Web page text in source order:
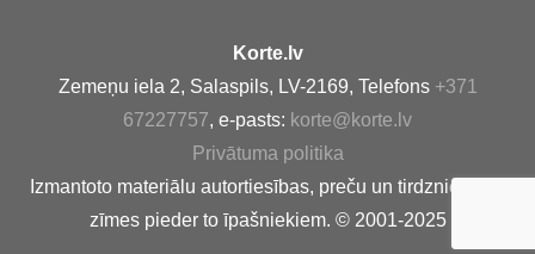
Korte.lv
Zemeņu iela 2, Salaspils, LV-2169, Telefons +371
67227757, e-pasts: korte@korte.lv
Privātuma politika
Izmantoto materiālu autortiesības, preču un tirdzniecības
zīmes pieder to īpašniekiem. © 2001-2025